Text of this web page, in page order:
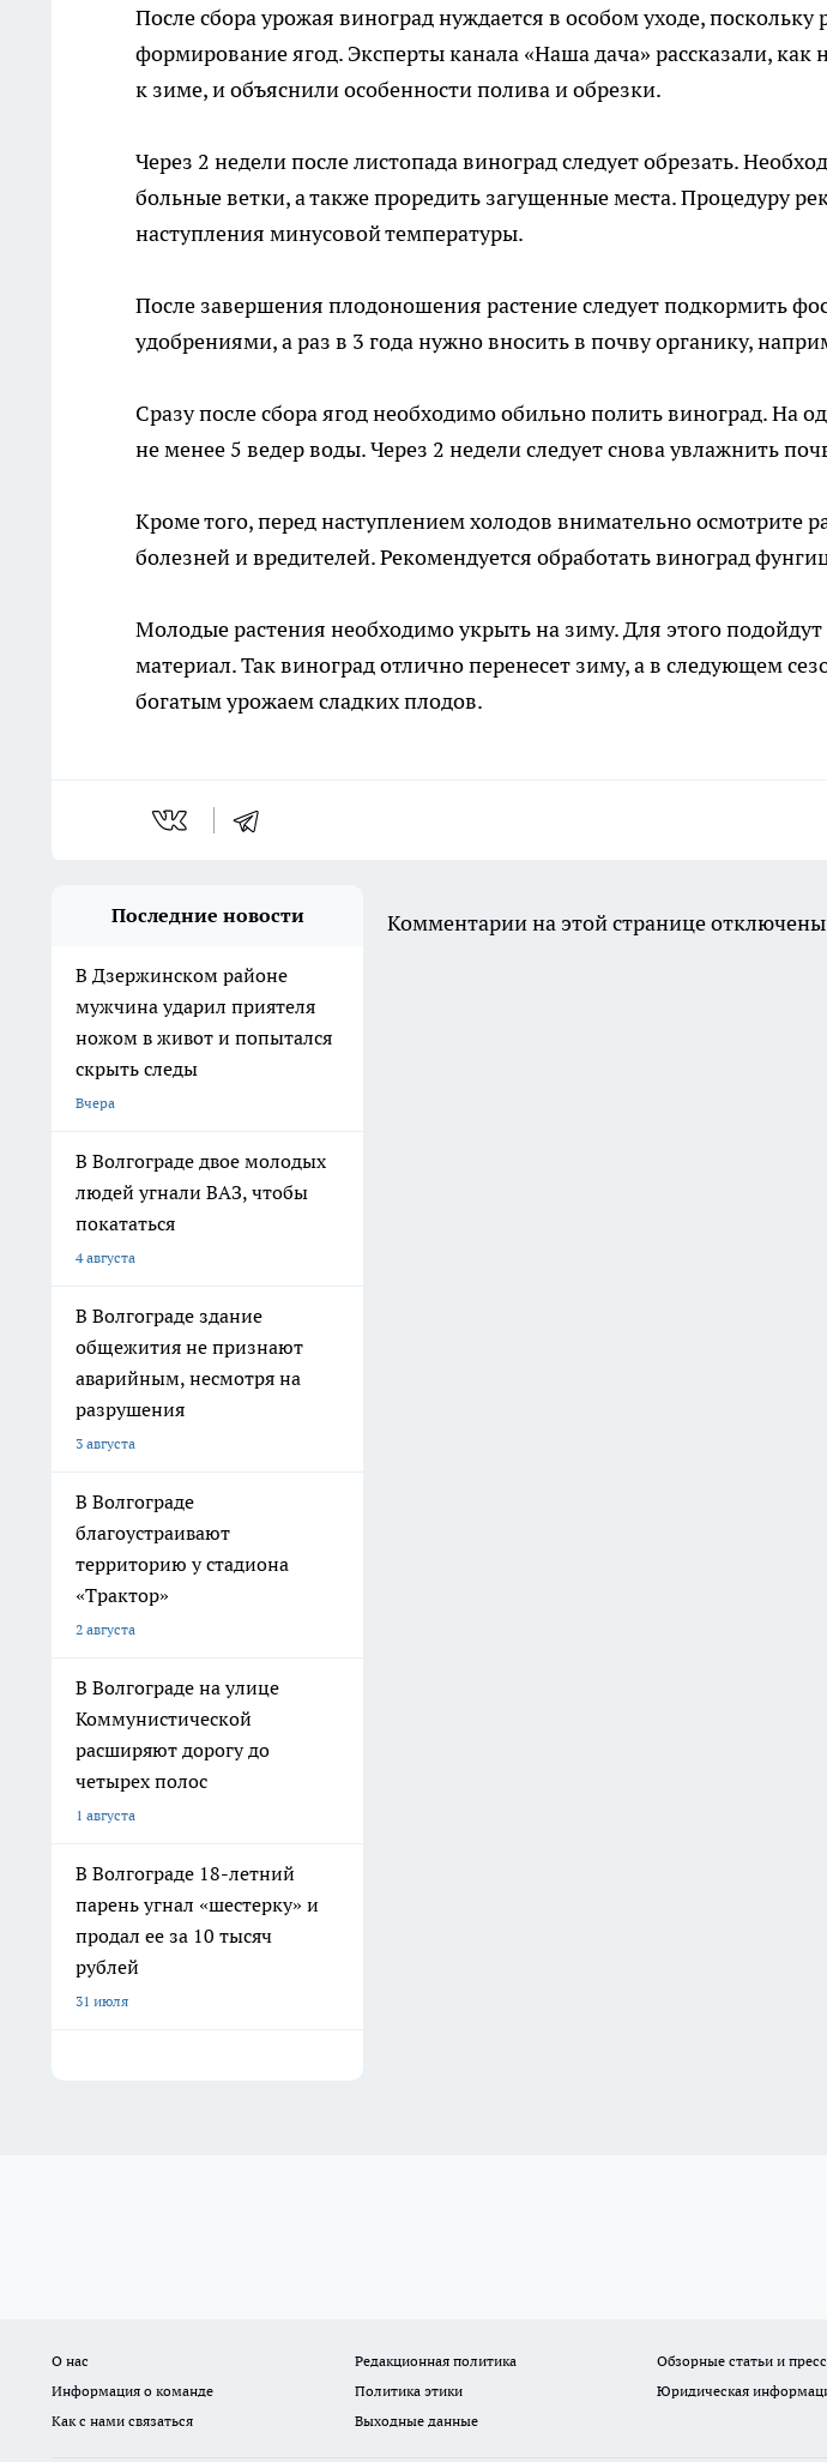
После сбора урожая виноград нуждается в особом уходе, поскольку
формирование ягод. Эксперты канала «Наша дача» рассказали, как
к зиме, и объяснили особенности полива и обрезки.
Через 2 недели после листопада виноград следует обрезать.
больные ветки, а также проредить загущенные места. Процедуру
наступления минусовой температуры.
После завершения плодоношения растение следует подкормить
удобрениями, а раз в 3 года нужно вносить в почву органику,
Сразу после сбора ягод необходимо обильно полить виноград. На
не менее 5 ведер воды. Через 2 недели следует снова увлажнить
Кроме того, перед наступлением холодов внимательно осмотрите
болезней и вредителей. Рекомендуется обработать виноград
Молодые растения необходимо укрыть на зиму. Для этого
материал. Так виноград отлично перенесет зиму, а в следующем
богатым урожаем сладких плодов.
Последние новости
В Дзержинском районе
мужчина ударил приятеля
ножом в живот и попытался
скрыть следы
Вчера
В Волгограде двое молодых
людей угнали ВАЗ, чтобы
покататься
4 августа
В Волгограде здание
общежития не признают
аварийным, несмотря на
разрушения
3 августа
В Волгограде
благоустраивают
территорию у стадиона
«Трактор»
2 августа
В Волгограде на улице
Коммунистической
расширяют дорогу до
четырех полос
1 августа
В Волгограде 18-летний
парень угнал «шестерку» и
продал ее за 10 тысяч
рублей
31 июля
Комментарии на этой странице
О нас Редакционная политика
Обзорные статьи и
Информация о команде
Политика этики
Юридическая
Как с нами связаться
Выходные данные